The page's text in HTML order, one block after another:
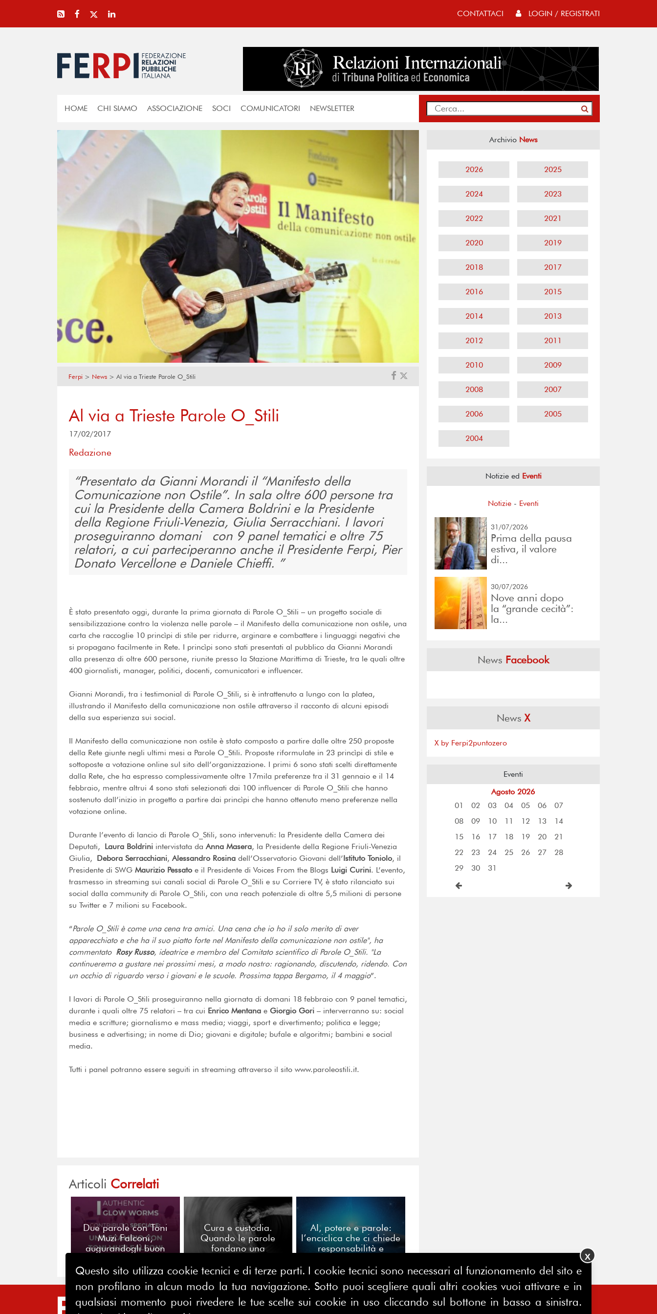
CONTATTACI LOGIN / REGISTRATI
HOME CHI SIAMO ASSOCIAZIONE SOCI COMUNICATORI NEWSLETTER
Ferpi > News > Al via a Trieste Parole O_Stili
Al via a Trieste Parole O_Stili
17/02/2017
Redazione
Presentato da Gianni Morandi il “Manifesto della
Comunicazione non Ostile”. In sala oltre 600 persone tra
cui la Presidente della Camera Boldrini e la Presidente
della Regione Friuli-Venezia, Giulia Serracchiani. I lavori
proseguiranno domani con 9 panel tematici e oltre 75
relatori, a cui parteciperanno anche il Presidente Ferpi, Pier
Donato Vercellone e Daniele Chieffi.
È stato presentato oggi, durante la prima giornata di Parole O_Stili – un progetto sociale di
sensibilizzazione contro la violenza nelle parole – il Manifesto della comunicazione non ostile, una
carta che raccoglie 10 princìpi di stile per ridurre, arginare e combattere i linguaggi negativi che
si propagano facilmente in Rete. I princìpi sono stati presentati al pubblico da Gianni Morandi
alla presenza di oltre 600 persone, riunite presso la Stazione Marittima di Trieste, tra le quali oltre
400 giornalisti, manager, politici, docenti, comunicatori e influencer.
Gianni Morandi, tra i testimonial di Parole O_Stili, si è intrattenuto a lungo con la platea,
illustrando il Manifesto della comunicazione non ostile attraverso il racconto di alcuni episodi
della sua esperienza sui social.
Il Manifesto della comunicazione non ostile è stato composto a partire dalle oltre 250 proposte
della Rete giunte negli ultimi mesi a Parole O_Stili. Proposte riformulate in 23 princìpi di stile e
sottoposte a votazione online sul sito dell’organizzazione. I primi 6 sono stati scelti direttamente
dalla Rete, che ha espresso complessivamente oltre 17mila preferenze tra il 31 gennaio e il 14
febbraio, mentre altrui 4 sono stati selezionati dai 100 influencer di Parole O_Stili che hanno
sostenuto dall’inizio in progetto a partire dai princìpi che hanno ottenuto meno preferenze nella
votazione online.
Durante l’evento di lancio di Parole O_Stili, sono intervenuti: la Presidente della Camera dei
Deputati, Laura Boldrini intervistata da Anna Masera, la Presidente della Regione Friuli-Venezia
Giulia, Debora Serracchiani, Alessandro Rosina dell’Osservatorio Giovani dell’Istituto Toniolo, il
Presidente di SWG Maurizio Pessato e il Presidente di Voices From the Blogs Luigi Curini. L’evento,
trasmesso in streaming sui canali social di Parole O_Stili e su Corriere TV, è stato rilanciato sui
social dalla community di Parole O_Stili, con una reach potenziale di oltre 5,5 milioni di persone
su Twitter e 7 milioni su Facebook.
“Parole O_Stili è come una cena tra amici. Una cena che io ho il solo merito di aver
apparecchiato e che ha il suo piatto forte nel Manifesto della comunicazione non ostile", ha
commentato Rosy Russo, ideatrice e membro del Comitato scientifico di Parole O_Stili. "La
continueremo a gustare nei prossimi mesi, a modo nostro: ragionando, discutendo, ridendo. Con
un occhio di riguardo verso i giovani e le scuole. Prossima tappa Bergamo, il 4 maggio”.
I lavori di Parole O_Stili proseguiranno nella giornata di domani 18 febbraio con 9 panel tematici,
durante i quali oltre 75 relatori – tra cui Enrico Mentana e Giorgio Gori – interverranno su: social
media e scritture; giornalismo e mass media; viaggi, sport e divertimento; politica e legge;
business e advertising; in nome di Dio; giovani e digitale; bufale e algoritmi; bambini e social
media.
Tutti i panel potranno essere seguiti in streaming attraverso il sito www.paroleostili.it.
Articoli Correlati
Due parole con Toni
Muzi Falconi,
augurandogli buon
Cura e custodia.
Quando le parole
fondano una
AI, potere e parole:
l’enciclica che ci chiede
responsabilità e
Archivio News
2026 2025
2024 2023
2022 2021
2020 2019
2018 2017
2016 2015
2014 2013
2012 2011
2010 2009
2008 2007
2006 2005
2004
Notizie ed Eventi
Notizie - Eventi
31/07/2026
Prima della pausa
estiva, il valore
di...
30/07/2026
Nove anni dopo
la “grande cecità”:
la...
News Facebook
NewsX
X by Ferpi2puntozero
Eventi
Agosto 2026
01
02 03 04 05 06
07
08
09 10 11 12 13
14
15
16 17 18 19 20
21
22
23 24 25 26 27
28
29
30 31
SITE MAP CONTATTACI
Questo sito utilizza cookie tecnici e di terze parti. I cookie tecnici sono necessari al funzionamento del sito e
non profilano in alcun modo la tua navigazione. Sotto puoi scegliere quali altri cookies vuoi attivare e in
qualsiasi momento puoi rivedere le tue scelte sui cookie in uso cliccando sul bottone in basso a sinistra.
X